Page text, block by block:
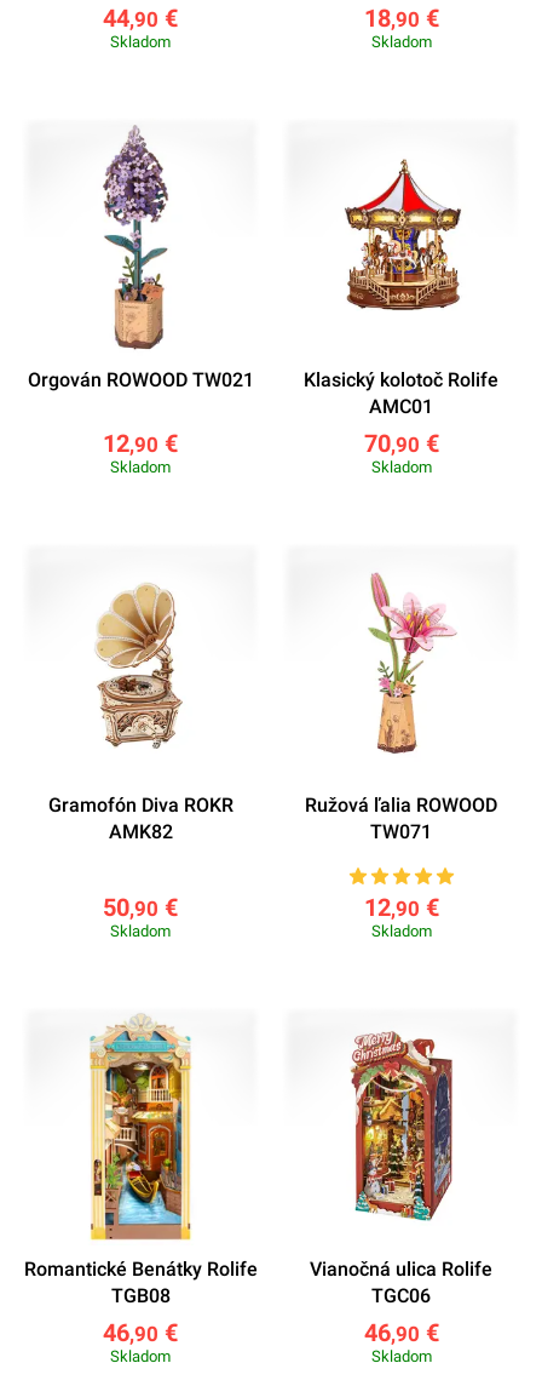
44,90 €
Skladom
18,90 €
Skladom
Orgován ROWOOD TW021
12,90 €
Skladom
Klasický kolotoč Rolife
AMC01
70,90 €
Skladom
Gramofón Diva ROKR
AMK82
50,90 €
Skladom
Ružová ľalia ROWOOD
TW071
12,90 €
Skladom
Romantické Benátky Rolife
TGB08
46,90 €
Skladom
Vianočná ulica Rolife
TGC06
46,90 €
Skladom